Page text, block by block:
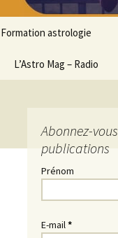
Formation astrologie
Initiation à l’ASTROLOGIE
Stage découverte
Formation en ligne
Astrologie
L’Astro Mag – Radio
Abonnez-
publications
Prénom
E-mail*